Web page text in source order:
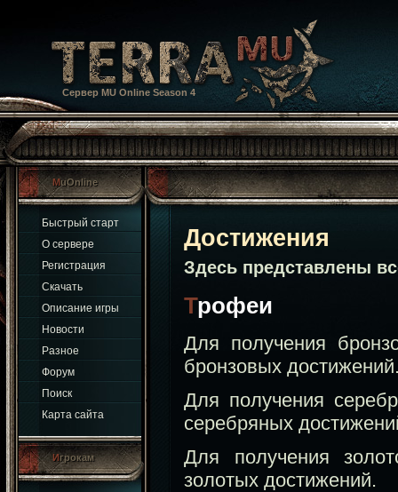
Сервер MU Online Season 4
MuOnline
Быстрый старт
О сервере
Регистрация
Скачать
Описание игры
Новости
Разное
Форум
Поиск
Карта сайта
Игрокам
Достижения
Здесь представлены
Трофеи
Для получения
бронзовых
Для получения
серебряных
Для получения
золотых достижений.